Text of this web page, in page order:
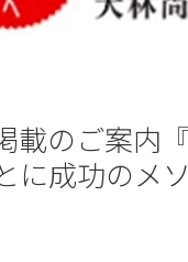
載のご案
に成功のメ